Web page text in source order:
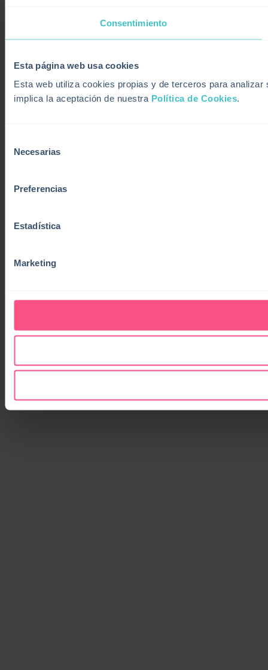
Consentimiento
Esta página web usa cookies
Esta web utiliza cookies propias y de terceros para
implica la aceptación de nuestra Política de Cookies.
Necesarias
Preferencias
Estadística
Marketing